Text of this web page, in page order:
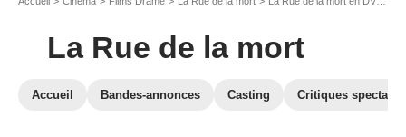
La Rue de la mort
Accueil Bandes-annonces Casting Critiques